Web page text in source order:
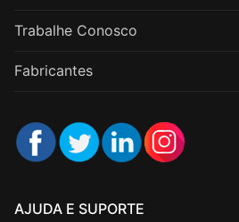
Trabalhe Conosco
Fabricantes
AJUDA E SUPORTE